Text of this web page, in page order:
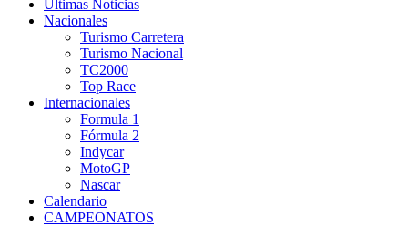
Últimas Noticias
Nacionales
Turismo Carretera
Turismo Nacional
TC2000
Top Race
Internacionales
Formula 1
Fórmula 2
Indycar
MotoGP
Nascar
Calendario
CAMPEONATOS